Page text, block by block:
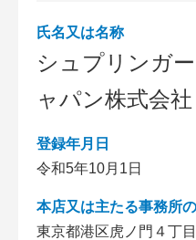
氏名又は名称
シュプリンガ
ャパン株式会社
登録年月日
令和5年10月1日
本店又は主たる事務所
東京都港区虎ノ門４丁